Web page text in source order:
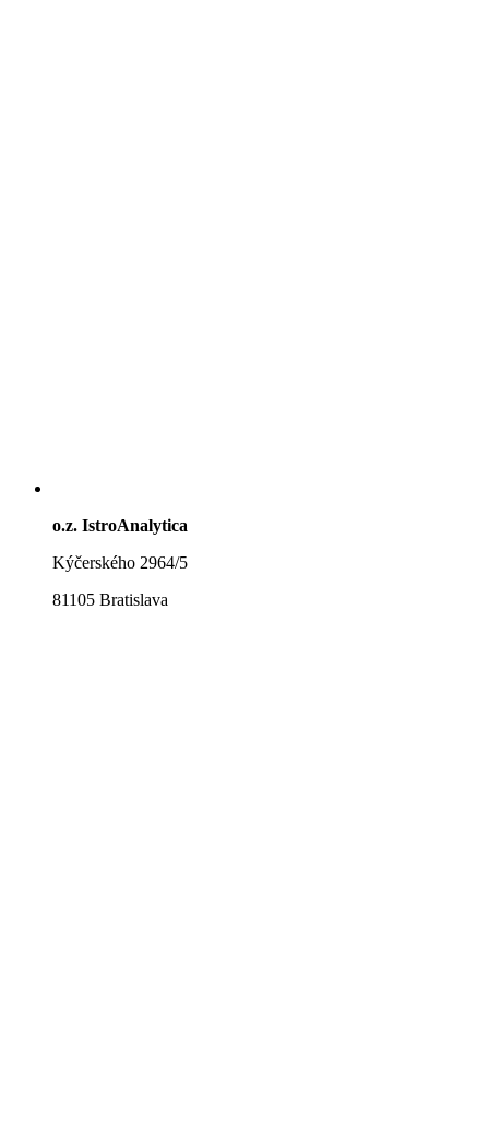
o.z. IstroAnalytica
Kýčerského 2964/5
81105 Bratislava